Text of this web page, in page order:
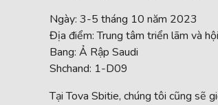
Ngày: 3-5 tháng 10 năm 2023
Địa điểm: Trung tâm triển lãm và
Bang: Ả Rập Saudi
Shchand: 1-D09
Tại Tova Sbitie, chúng tôi cũng sẽ